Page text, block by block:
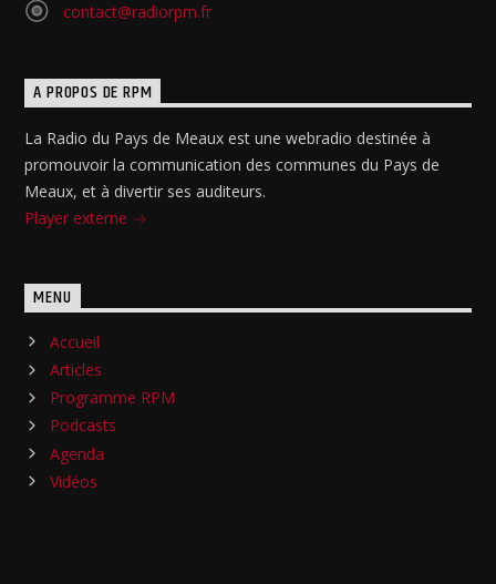
contact@radiorpm.fr
A PROPOS DE RPM
La Radio du Pays de Meaux est une webradio destinée à
promouvoir la communication des communes du Pays de
Meaux, et à divertir ses auditeurs.
Player externe
MENU
Accueil
Articles
Programme RPM
Podcasts
Agenda
Vidéos